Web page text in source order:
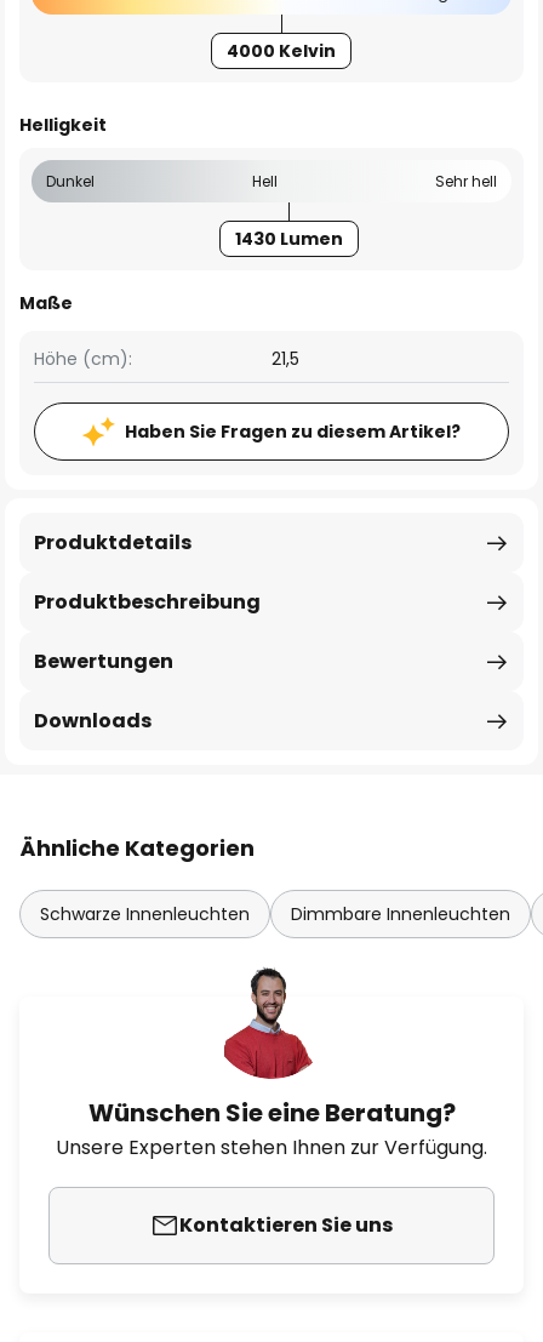
4000 Kelvin
Helligkeit
Dunkel Hell Sehr hell
1430 Lumen
Maße
Höhe (cm): 21,5
Haben Sie Fragen zu diesem Artikel?
Produktbeschreibung
Produktdetails
Bewertungen
Downloads
Ähnliche Kategorien
Schwarze Innenleuchten Dimmbare Innenleuchten
Wünschen Sie eine Beratung?
Unsere Experten stehen Ihnen zur Verfügung.
Kontaktieren Sie uns